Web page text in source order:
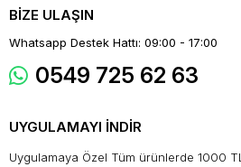
BİZE ULAŞIN
Whatsapp Destek Hattı: 09:00 - 17:00
0549 725 62 63
UYGULAMAYI İNDİR
Uygulamaya Özel Tüm ürünlerde 1000 TL